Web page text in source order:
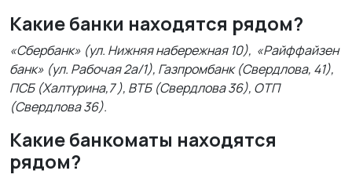
Какие банки находятся рядом?
«Сбербанк» (ул. Нижняя набережная 10), «Райффайзен
банк» (ул. Рабочая 2а/1), Газпромбанк (Свердлова, 41),
ПСБ (Халтурина,7 ), ВТБ (Свердлова 36), ОТП
(Свердлова 36).
Какие банкоматы находятся
рядом?